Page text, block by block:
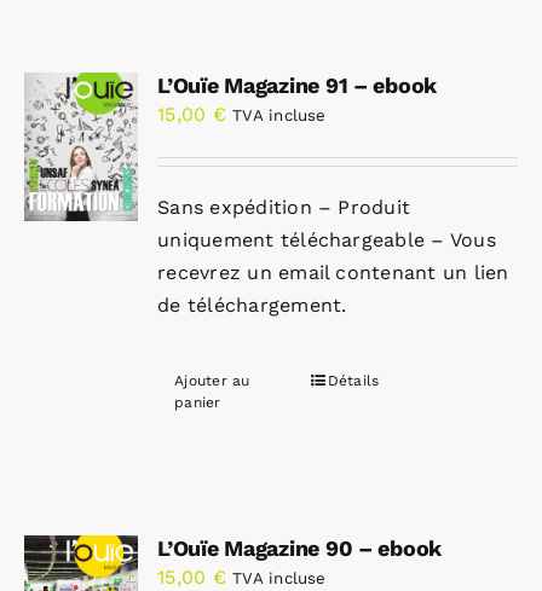
L’Ouïe Magazine 91 – ebook
15,00 € TVA incluse
Sans expédition – Produit
uniquement téléchargeable – Vous
recevrez un email contenant un lien
de téléchargement.
Ajouter au
panier
Détails
L’Ouïe Magazine 90 – ebook
15,00 € TVA incluse